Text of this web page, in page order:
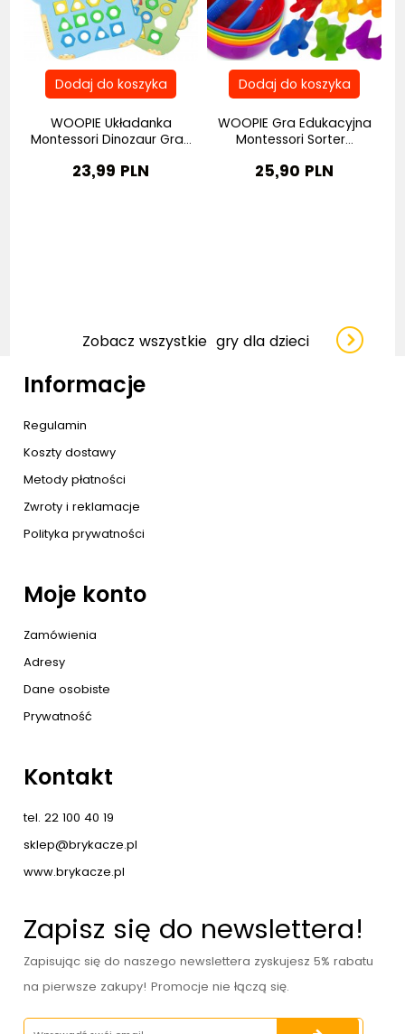
WOOPIE Układanka
Montessori Dinozaur Gra...
23,99 PLN
WOOPIE Gra Edukacyjna
Montessori Sorter...
25,90 PLN
Zobacz wszystkie gry dla dzieci
Informacje
Regulamin
Koszty dostawy
Metody płatności
Zwroty i reklamacje
Polityka prywatności
Moje konto
Zamówienia
Adresy
Dane osobiste
Prywatność
Kontakt
tel. 22 100 40 19
sklep@brykacze.pl
www.brykacze.pl
Zapisz się do newslettera!
Zapisując się do naszego newslettera zyskujesz 5% rabatu
na pierwsze zakupy! Promocje nie łączą się.